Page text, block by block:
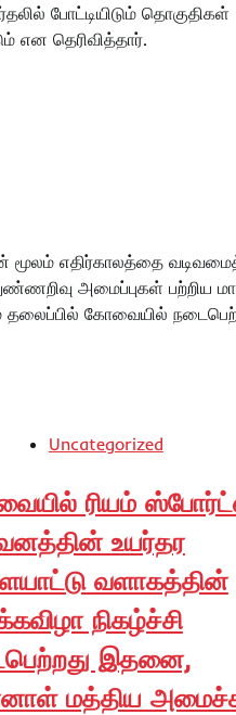
போட்டியிடும் தொகுதிகள்
என தெரிவித்தார்.
எதிர்காலத்தை
அமைப்புகள் பற்றிய
தலைப்பில் கோவையில்
Uncategorized
ரியம்
உயர்தர
வளாகத்தின்
நிகழ்ச்சி
இதனை,
மத்திய